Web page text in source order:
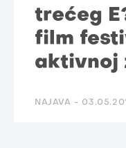
trećeg
film
aktivnoj
NAJAVA -